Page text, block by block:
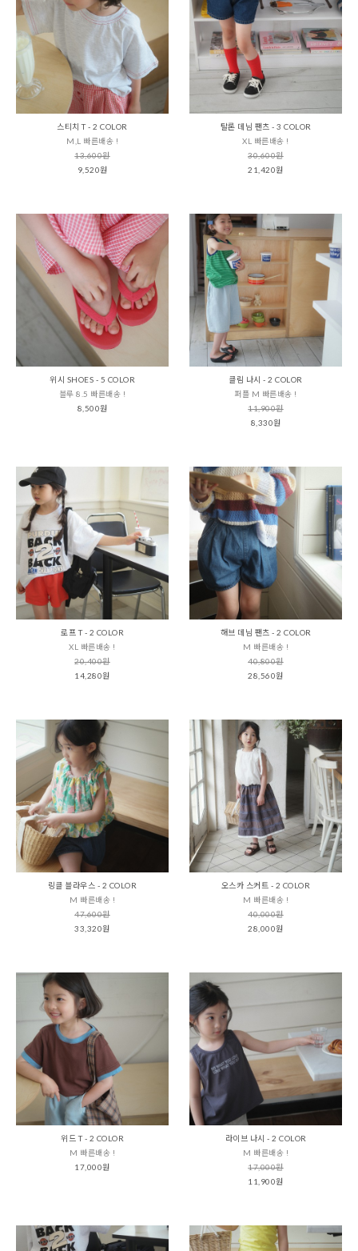
스티치 T - 2 COLOR
M,L 빠른배송 !
13,600원
9,520원
탈론 데님 팬츠 - 3 COLOR
XL 빠른배송 !
30,600원
21,420원
위시 SHOES - 5 COLOR
블루 8.5 빠른배송 !
8,500원
클림 나시 - 2 COLOR
퍼플 M 빠른배송 !
11,900원
8,330원
로프 T - 2 COLOR
XL 빠른배송 !
20,400원
14,280원
해브 데님 팬츠 - 2 COLOR
M 빠른배송 !
40,800원
28,560원
링클 블라우스 - 2 COLOR
M 빠른배송 !
47,600원
33,320원
오스카 스커트 - 2 COLOR
M 빠른배송 !
40,000원
28,000원
위드 T - 2 COLOR
M 빠른배송 !
17,000원
라이브 나시 - 2 COLOR
M 빠른배송 !
17,000원
11,900원